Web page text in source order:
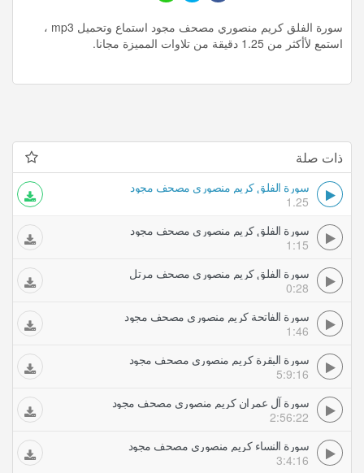
سورة الفلق كريم منصوري مصحف مجود استماع وتحميل mp3 ،
استمع لأأكثر من 1.25 دقيقة من تلاوات المميزة مجانا.
ذات صلة
سورة الفلق كريم منصوري مصحف مجود
1.25
سورة الفلق كريم منصوري مصحف مجود
1:15
سورة الفلق كريم منصوري مصحف مرتل
0:28
سورة الفاتحة كريم منصوري مصحف مجود
1:46
سورة البقرة كريم منصوري مصحف مجود
5:9:16
سورة آل عمران كريم منصوري مصحف مجود
2:56:22
سورة النساء كريم منصوري مصحف مجود
3:4:16